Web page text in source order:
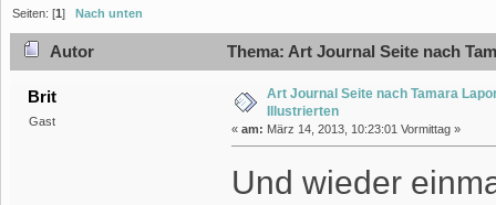
Seiten: [1] Nach unten
Autor Thema: Art Journal Seite nach
Brit
Gast
Art Journal Seite nach Tamara
Illustrierten
« am: März 14, 2013, 10:23:01 Vormittag »
Und wieder